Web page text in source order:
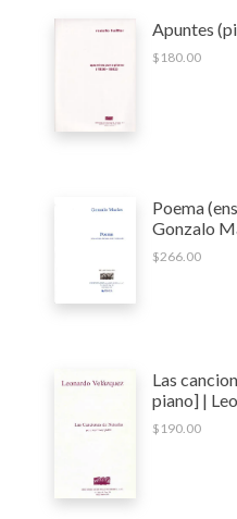
Apuntes
$ 180.00
Poema
Gonzalo
$266.00
Las
piano] |
$ 190.00